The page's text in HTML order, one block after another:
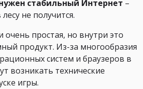
стабильный Интернет –
не получится.
очень простая, но внутри это
продукт. Из-за многообразия
систем и браузеров в
возникать технические
игры.